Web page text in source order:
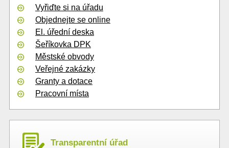
Vyřiďte si na úřadu
Objednejte se online
El. úřední deska
Šeříkovka DPK
Městské obvody
Veřejné zakázky
Granty a dotace
Pracovní místa
Transparentní úřad